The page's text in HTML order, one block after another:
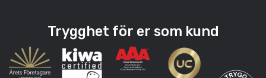
Trygghet för er som kund